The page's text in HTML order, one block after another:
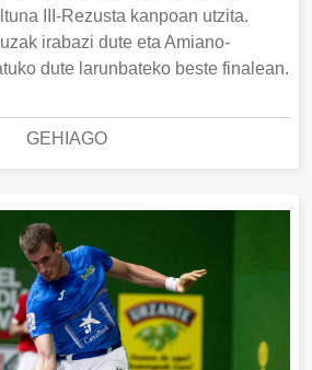
III-Rezusta kanpoan utzita.
irabazi dute eta Amiano-
dute larunbateko beste finalean.
GEHIAGO